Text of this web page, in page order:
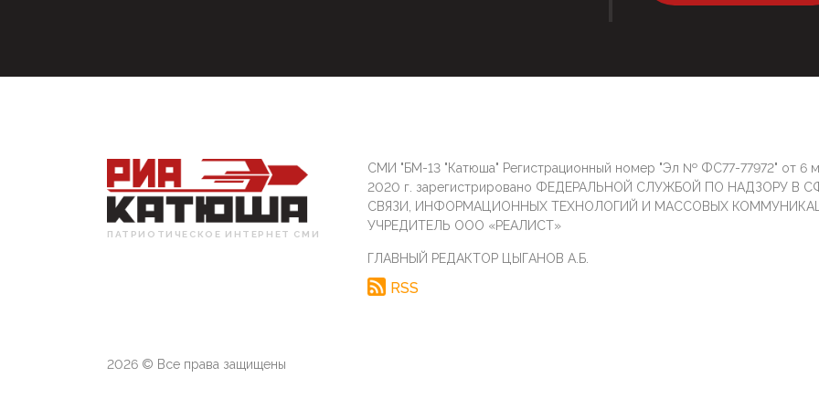
ПАТРИОТИЧЕСКОЕ ИНТЕРНЕТ СМИ
СМИ "БМ-13 "Катюша" Регистрационный номер "Эл № ФС77-77972" от 6
2020 г. зарегистрировано ФЕДЕРАЛЬНОЙ СЛУЖБОЙ ПО НАДЗОРУ В
СВЯЗИ, ИНФОРМАЦИОННЫХ ТЕХНОЛОГИЙ И МАССОВЫХ
УЧРЕДИТЕЛЬ ООО «РЕАЛИСТ»
ГЛАВНЫЙ РЕДАКТОР ЦЫГАНОВ А.Б.
RSS
2026 © Все права защищены